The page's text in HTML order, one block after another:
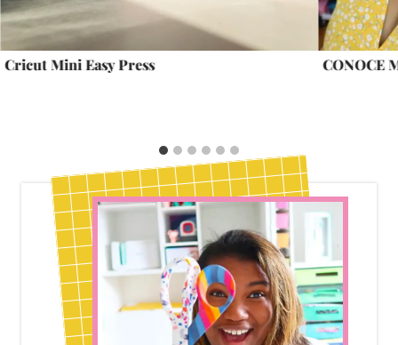
Cricut Mini Easy Press CONOCE